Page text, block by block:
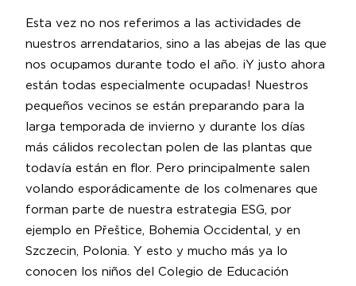
Esta vez no nos referimos a las actividades de
nuestros arrendatarios, sino a las abejas de las que
nos ocupamos durante todo el año. ¡Y justo ahora
están todas especialmente ocupadas! Nuestros
pequeños vecinos se están preparando para la
larga temporada de invierno y durante los días
más cálidos recolectan polen de las plantas que
todavía están en flor. Pero principalmente salen
volando esporádicamente de los colmenares que
forman parte de nuestra estrategia ESG, por
ejemplo en Přeštice, Bohemia Occidental, y en
Szczecin, Polonia. Y esto y mucho más ya lo
conocen los niños del Colegio de Educación